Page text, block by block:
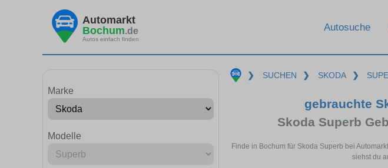
Automarkt
Bochum.de
Autos einfach finden
Autosuche
Marke
Modelle
❯ SUCHEN ❯ SKODA ❯
gebrauchte
Skoda Superb
Finde in Bochum für Skoda Superb bei
siehst du